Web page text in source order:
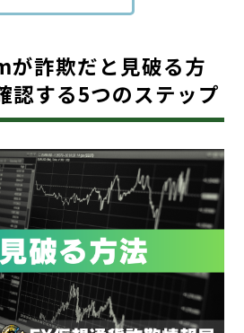
詐欺だと見破る方
認する5つのステップ